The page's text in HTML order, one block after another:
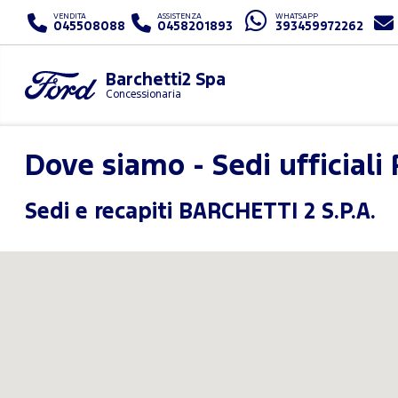
VENDITA
045508088
ASSISTENZA
0458201893
WHATSAPP
393459972262
Barchetti2 Spa
Concessionaria
Dove siamo - Sedi ufficiali
Sedi e recapiti BARCHETTI 2 S.P.A.